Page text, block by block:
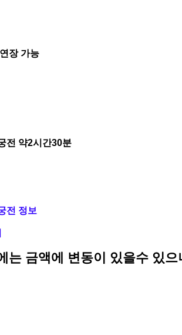
장 가능
전 약2시간30분
전 정보
는 금액에 변동이 있을수 있